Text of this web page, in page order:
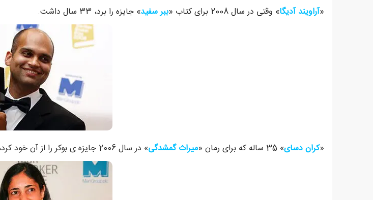
«آراویند آدیگا» وقتی در سال 2008 برای کتاب « ببر سفید» جایزه را برد، 33 سال داشت.
«کران دسای» 35 ساله که برای رمان « میراث گمشدگی» در سال 2006 جایزه ی بوکر را از آن خود کرد، تا به حال، جوان ترین زنی بوده که این جایزه را با خود به خانه برده است.